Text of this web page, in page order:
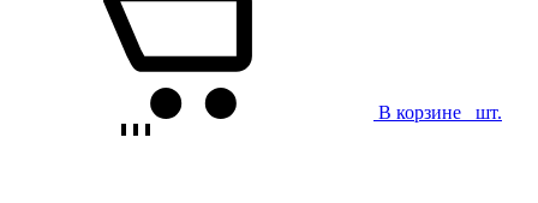
В корзине шт.